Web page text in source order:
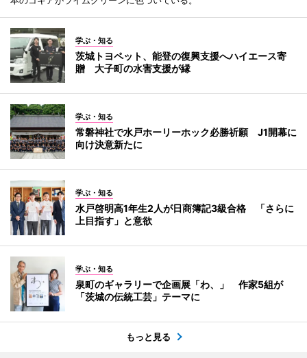
学ぶ・知る
茨城トヨペット、能登の復興支援へハイエース寄
贈 大子町の水害支援が縁
学ぶ・知る
常磐神社で水戸ホーリーホック必勝祈願 J1開幕に
向け決意新たに
学ぶ・知る
水戸啓明高1年生2人が日商簿記3級合格 「さらに
上目指す」と意欲
学ぶ・知る
泉町のギャラリーで企画展「わ、」 作家5組が
「茨城の伝統工芸」テーマに
もっと見る